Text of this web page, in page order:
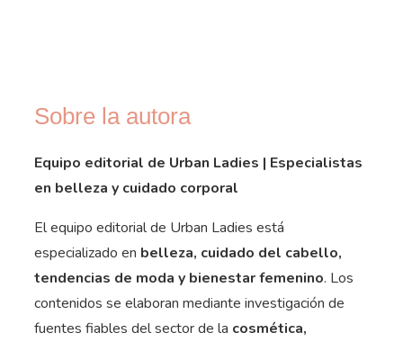
Sobre la autora
Equipo editorial de Urban Ladies | Especialistas
en belleza y cuidado corporal
El equipo editorial de Urban Ladies está
especializado en belleza, cuidado del cabello,
tendencias de moda y bienestar femenino. Los
contenidos se elaboran mediante investigación de
fuentes fiables del sector de la cosmética,